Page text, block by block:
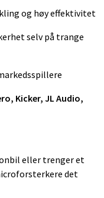
og høy effektivitet
selv på trange
Kicker, JL Audio,
eller trenger et
det